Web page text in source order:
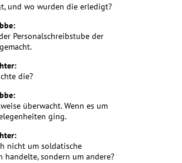
und wo wurden die erledigt?
Personalschreibstube der
die?
überwacht. Wenn es um
ging.
nicht um soldatische
handelte, sondern um andere?